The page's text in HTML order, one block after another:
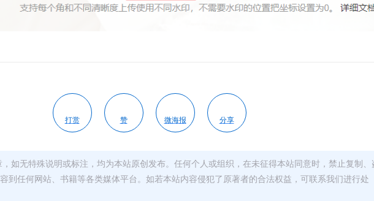
打赏 赞 微海报 分享
如无特殊说明或标注，均为本站原创发布。任何个人或组织，在未征得本站同意时，禁止复制、
到任何网站、书籍等各类媒体平台。如若本站内容侵犯了原著者的合法权益，可联系我们进行处